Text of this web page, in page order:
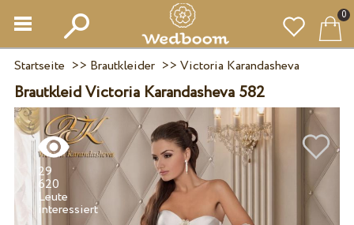
0
Startseite >> Brautkleider>> Victoria Karandasheva
Brautkleid Victoria Karandasheva 582
29
620
Leute
interessiert